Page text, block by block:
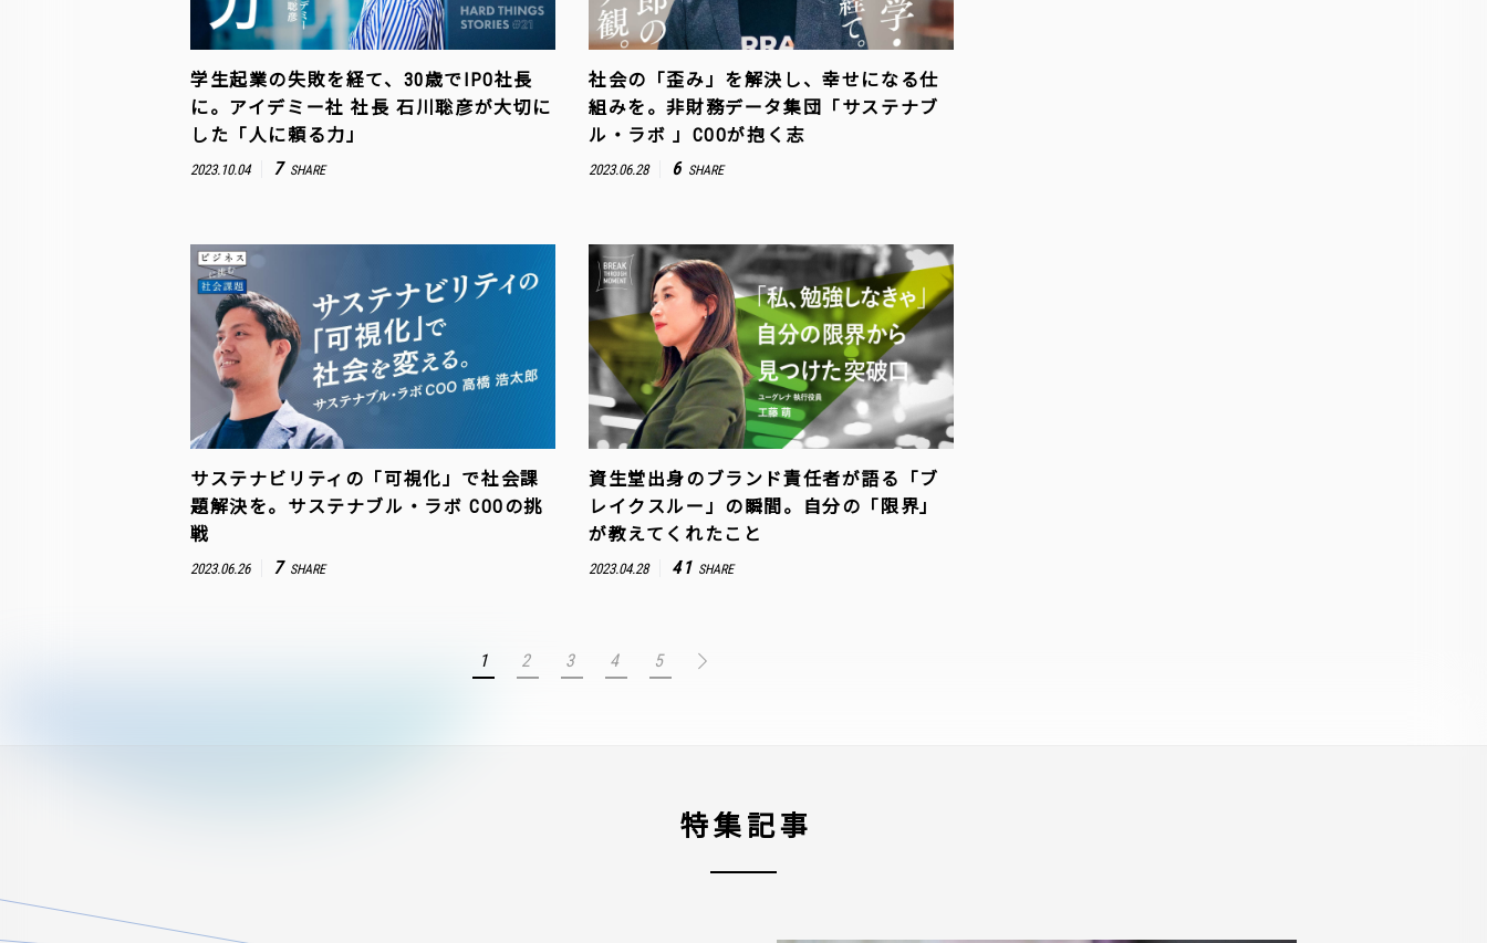
学生起業の失敗を経て、30歳でIPO社長
に。アイデミー社 社長 石川聡彦が大切に
した「人に頼る力」
2023.10.04 7 SHARE
社会の「歪み」を解決し、幸せになる仕
組みを。非財務データ集団「サステナブ
ル・ラボ 」COOが抱く志
2023.06.28 6 SHARE
サステナビリティの「可視化」で社会課
題解決を。サステナブル・ラボ COOの挑
戦
2023.06.26 7 SHARE
資生堂出身のブランド責任者が語る「ブ
レイクスルー」の瞬間。自分の「限界」
が教えてくれたこと
2023.04.28 41 SHARE
1 2 3 4 5
特集記事